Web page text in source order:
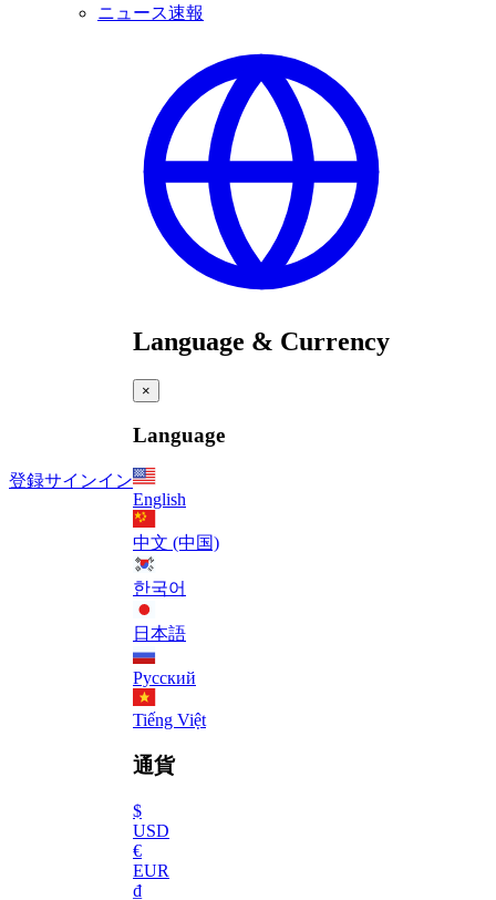
ニュース速報
登録サインイン
Language & Currency
×
Language
English
中文 (中国)
한국어
日本語
Русский
Tiếng Việt
通貨
$
USD
€
EUR
₫